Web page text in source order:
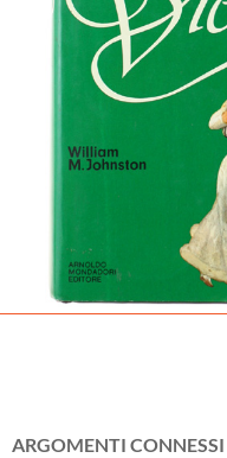
ARGOMENTI CONNESSI